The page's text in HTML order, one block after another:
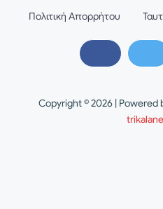
Copyright © 2026 | Powered
Πολιτική Απορρήτου